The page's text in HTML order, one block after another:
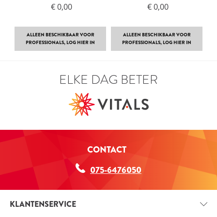
€ 0,00
ALLEEN BESCHIKBAAR VOOR
PROFESSIONALS, LOG HIER IN
€ 0,00
ALLEEN BESCHIKBAAR VOOR
PROFESSIONALS, LOG HIER IN
ELKE DAG BETER
CONTACT
075-6476050
KLANTENSERVICE